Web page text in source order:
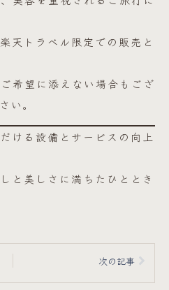
天トラベル限定での販売と
希望に添えない場合もござ
い。
ける設備とサービスの向上
と美しさに満ちたひととき
次の記事